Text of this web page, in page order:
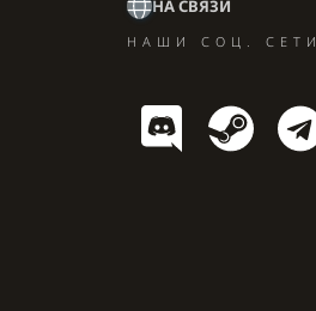
НА СВЯЗИ
НАШИ СОЦ. СЕТИ